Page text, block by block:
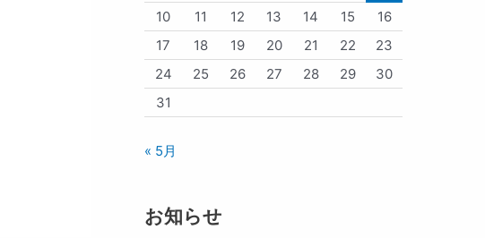
10
11 12 13 14 15
16
17
18 19 20 21 22
23
24
25 26 27 28 29
30
31
« 5月
お知らせ